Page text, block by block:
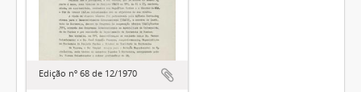
Edição nº 68 de 12/1970